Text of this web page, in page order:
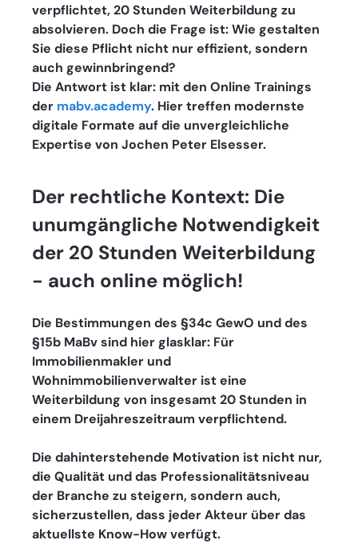
verpflichtet, 20 Stunden Weiterbildung zu
absolvieren. Doch die Frage ist: Wie gestalten
Sie diese Pflicht nicht nur effizient, sondern
auch gewinnbringend?
Die Antwort ist klar: mit den Online Trainings
der mabv.academy. Hier treffen modernste
digitale Formate auf die unvergleichliche
Expertise von Jochen Peter Elsesser.
Der rechtliche Kontext: Die
unumgängliche Notwendigkeit
der 20 Stunden Weiterbildung
- auch online möglich!
Die Bestimmungen des §34c GewO und des
§15b MaBv sind hier glasklar: Für
Immobilienmakler und
Wohnimmobilienverwalter ist eine
Weiterbildung von insgesamt 20 Stunden in
einem Dreijahreszeitraum verpflichtend.
Die dahinterstehende Motivation ist nicht nur,
die Qualität und das Professionalitätsniveau
der Branche zu steigern, sondern auch,
sicherzustellen, dass jeder Akteur über das
aktuellste Know-How verfügt.